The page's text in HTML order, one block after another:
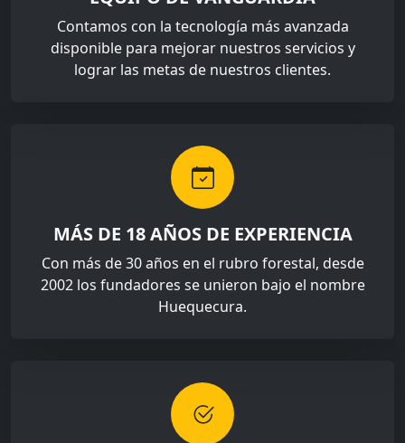
Contamos con la tecnología más avanzada
disponible para mejorar nuestros servicios y
lograr las metas de nuestros clientes.
MÁS DE 18 AÑOS DE EXPERIENCIA
Con más de 30 años en el rubro forestal, desde
2002 los fundadores se unieron bajo el nombre
Huequecura.